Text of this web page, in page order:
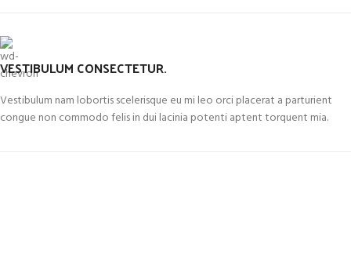
VESTIBULUM CONSECTETUR.
Vestibulum nam lobortis scelerisque eu mi leo orci placerat a parturient
congue non commodo felis in dui lacinia potenti aptent torquent mia.